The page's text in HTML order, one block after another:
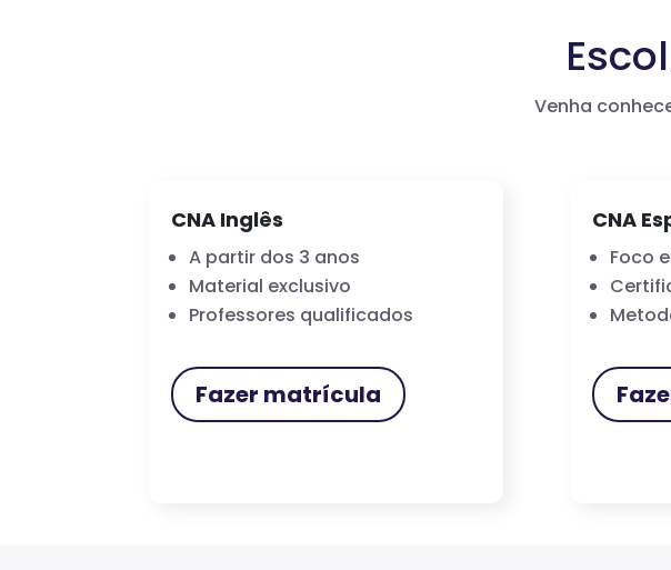
Venha
CNA Inglês
A partir dos 3 anos
Material exclusivo
Professores qualificados
Fazer matrícula
CNA
Foco